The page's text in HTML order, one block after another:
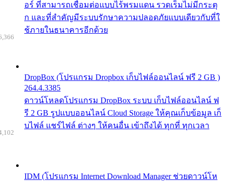
อร์ ที่สามารถเชื่อมต่อแบบไร้พรมแดน รวดเร็มไม่มีกระตุ
ก และที่สำคัญมีระบบรักษาความปลอดภัยแบบเดียวกับที่ใ
ช้ภายในธนาคารอีกด้วย
DropBox (โปรแกรม Dropbox เก็บไฟล์ออนไลน์ ฟรี 2 GB )
264.4.3385
ดาวน์โหลดโปรแกรม DropBox ระบบ เก็บไฟล์ออนไลน์ ฟ
รี 2 GB รูปแบบออนไลน์ Cloud Storage ให้คุณเก็บข้อมูล เก็
บไฟล์ แชร์ไฟล์ ต่างๆ ให้คนอื่น เข้าถึงได้ ทุกที่ ทุกเวลา
IDM (โปรแกรม Internet Download Manager ช่วยดาวน์โห